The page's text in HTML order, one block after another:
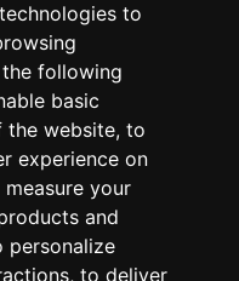
to
following
basic
website, to
experience on
your
and
personalize
, to deliver
Bilbo